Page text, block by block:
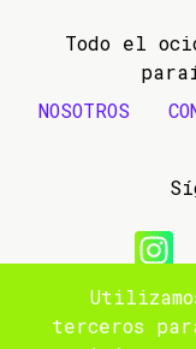
Todo el
NOSOTROS
© 2009- 2026
terceros